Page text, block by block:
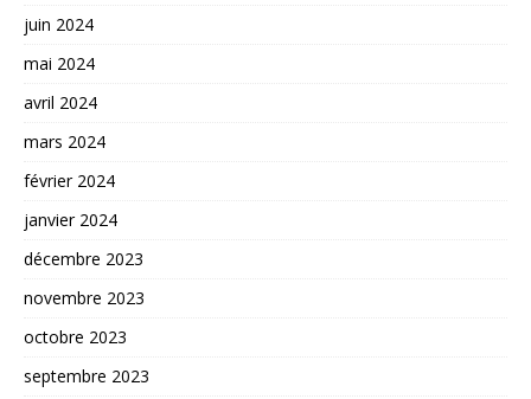
juin 2024
mai 2024
avril 2024
mars 2024
février 2024
janvier 2024
décembre 2023
novembre 2023
octobre 2023
septembre 2023